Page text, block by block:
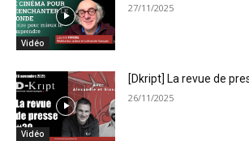
Vidéo
27/11/2025
Vidéo
[Dkript] La revue de
26/11/2025